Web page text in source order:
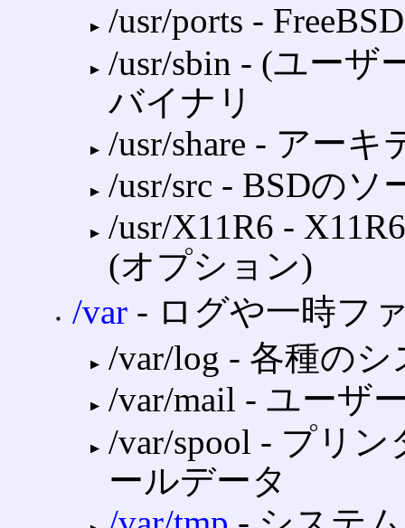
/usr/ports ‐
/usr/sbin ‐ (ユー
バイナリ
/usr/share ‐ アー
/usr/src ‐ BSDの
/usr/X11R6 ‐
(オプション)
/var ‐ ログや一時フ
/var/log ‐ 各種の
/var/mail ‐ ユーザ
/var/spool ‐ プリ
ールデータ